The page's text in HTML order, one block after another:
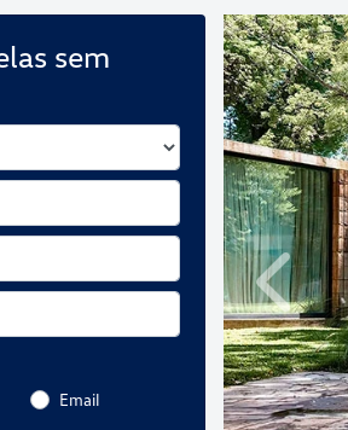
sem
Email
Anterior